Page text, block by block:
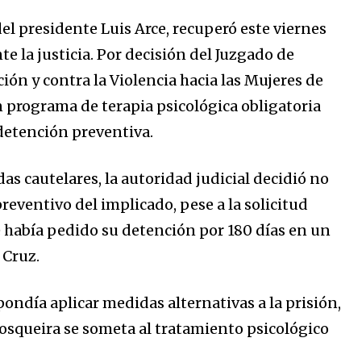
presidente Luis Arce, recuperó este viernes
la justicia. Por decisión del Juzgado de
y contra la Violencia hacia las Mujeres de
programa de terapia psicológica obligatoria
preventiva.
cautelares, la autoridad judicial decidió no
del implicado, pese a la solicitud
pedido su detención por 180 días en un
aplicar medidas alternativas a la prisión,
se someta al tratamiento psicológico